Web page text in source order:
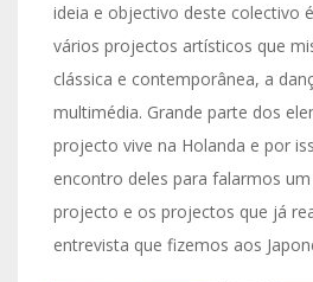
ideia e objectivo deste colectivo
vários projectos artísticos que
clássica e contemporânea, a
multimédia. Grande parte dos
projecto vive na Holanda e por
encontro deles para falarmos
projecto e os projectos que já
entrevista que fizemos aos